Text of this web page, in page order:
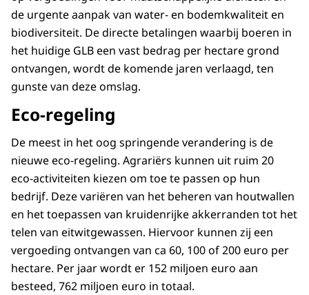
de urgente aanpak van water- en bodemkwaliteit en
biodiversiteit. De directe betalingen waarbij boeren in
het huidige GLB een vast bedrag per hectare grond
ontvangen, wordt de komende jaren verlaagd, ten
gunste van deze omslag.
Eco-regeling
De meest in het oog springende verandering is de
nieuwe eco-regeling. Agrariërs kunnen uit ruim 20
eco-activiteiten kiezen om toe te passen op hun
bedrijf. Deze variëren van het beheren van houtwallen
en het toepassen van kruidenrijke akkerranden tot het
telen van eitwitgewassen. Hiervoor kunnen zij een
vergoeding ontvangen van ca 60, 100 of 200 euro per
hectare. Per jaar wordt er 152 miljoen euro aan
besteed, 762 miljoen euro in totaal.